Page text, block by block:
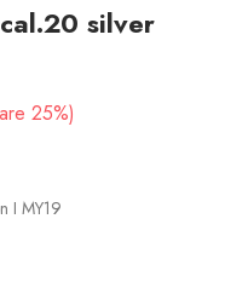
silver
25%
I MY19